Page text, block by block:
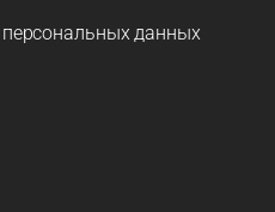
данных